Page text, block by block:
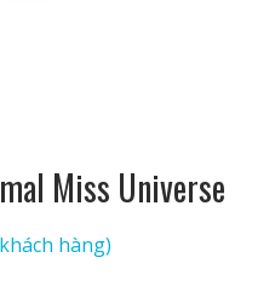
Miss Universe
hàng)